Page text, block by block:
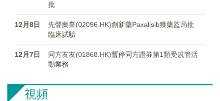
批
12月8日
先聲藥業(02096.HK)創新藥Paxalisib獲藥監局批
臨床試驗
12月7日
同方友友(01868.HK)暫停同方證券第1類受規管活
動業務
視頻